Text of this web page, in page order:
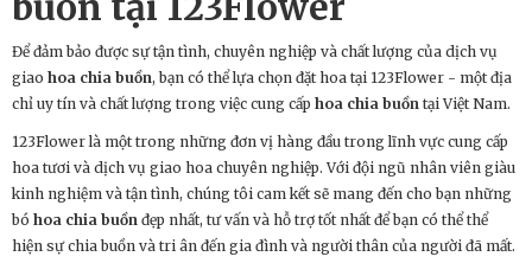
Để đảm bảo được sự tận tình, chuyên nghiệp và chất lượng của dịch vụ
giao hoa chia buồn, bạn có thể lựa chọn đặt hoa tại 123Flower - một địa
chỉ uy tín và chất lượng trong việc cung cấp hoa chia buồn tại Việt Nam.
123Flower là một trong những đơn vị hàng đầu trong lĩnh vực cung cấp
hoa tươi và dịch vụ giao hoa chuyên nghiệp. Với đội ngũ nhân viên giàu
kinh nghiệm và tận tình, chúng tôi cam kết sẽ mang đến cho bạn những
bó hoa chia buồn đẹp nhất, tư vấn và hỗ trợ tốt nhất để bạn có thể thể
hiện sự chia buồn và tri ân đến gia đình và người thân của người đã mất.